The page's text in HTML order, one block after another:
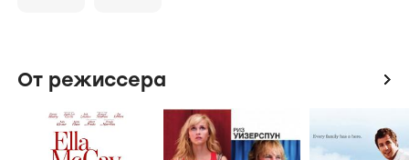
От режиссера icon